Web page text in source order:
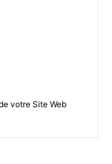
votre Site Web